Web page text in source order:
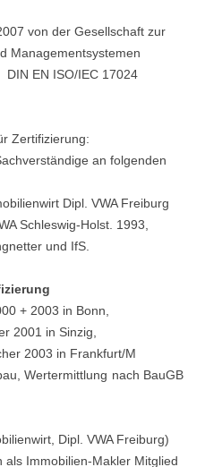
von der Gesellschaft zur
Managementsystemen
EN ISO/IEC 17024
Zertifizierung:
an folgenden
Dipl. VWA Freiburg
Schleswig-Holst. 1993,
und IfS.
+ 2003 in Bonn,
2001 in Sinzig,
2003 in Frankfurt/M
Wertermittlung nach BauGB
Dipl. VWA Freiburg)
Immobilien-Makler Mitglied